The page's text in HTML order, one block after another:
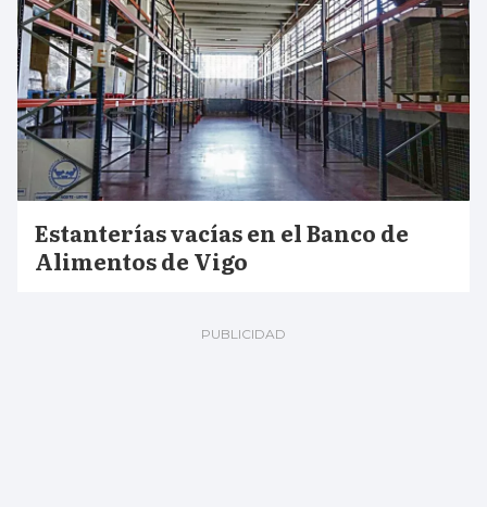
Estanterías vacías en el Banco de
Alimentos de Vigo